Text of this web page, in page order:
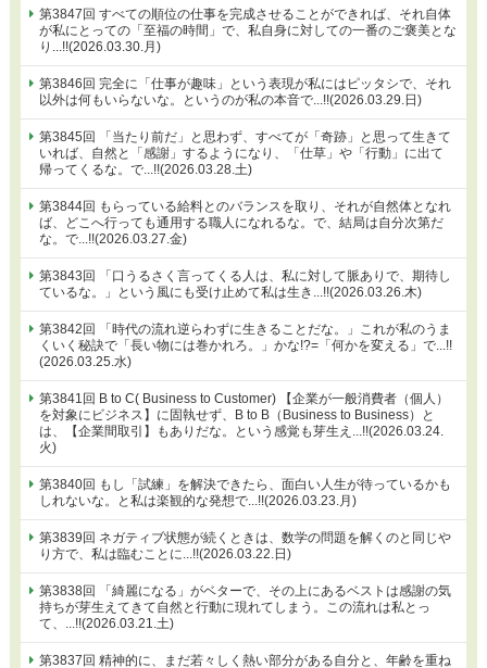
第3847回 すべての順位の仕事を完成させることができれば、それ自体
が私にとっての「至福の時間」で、私自身に対しての一番のご褒美とな
り...!!(2026.03.30.月)
第3846回 完全に「仕事が趣味」という表現が私にはピッタシで、それ
以外は何もいらないな。というのが私の本音で...!!(2026.03.29.日)
第3845回 「当たり前だ」と思わず、すべてが「奇跡」と思って生きて
いれば、自然と「感謝」するようになり、「仕草」や「行動」に出て
帰ってくるな。で...!!(2026.03.28.土)
第3844回 もらっている給料とのバランスを取り、それが自然体となれ
ば、どこへ行っても通用する職人になれるな。で、結局は自分次第だ
な。で...!!(2026.03.27.金)
第3843回 「口うるさく言ってくる人は、私に対して脈ありで、期待し
ているな。」という風にも受け止めて私は生き...!!(2026.03.26.木)
第3842回 「時代の流れ逆らわずに生きることだな。」これが私のうま
くいく秘訣で「長い物には巻かれろ。」かな!?=「何かを変える」で...!!
(2026.03.25.水)
第3841回 B to C( Business to Customer) 【企業が一般消費者（個人）
を対象にビジネス】に固執せず、B to B（Business to Business）と
は、【企業間取引】もありだな。という感覚も芽生え...!!(2026.03.24.
火)
第3840回 もし「試練」を解決できたら、面白い人生が待っているかも
しれないな。と私は楽観的な発想で...!!(2026.03.23.月)
第3839回 ネガティブ状態が続くときは、数学の問題を解くのと同じや
り方で、私は臨むことに...!!(2026.03.22.日)
第3838回 「綺麗になる」がベターで、その上にあるベストは感謝の気
持ちが芽生えてきて自然と行動に現れてしまう。この流れは私とっ
て、...!!(2026.03.21.土)
第3837回 精神的に、まだ若々しく熱い部分がある自分と、年齢を重ね